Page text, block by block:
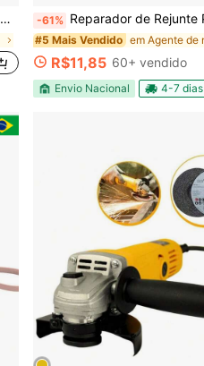
-61% Reparador de Rejunte Permanente A Prova D'Água - Caneta Anti-Mofo para
#5 Mais Vendido
R$11,85 60+ vendido
Envio Nacional 4-7 dias